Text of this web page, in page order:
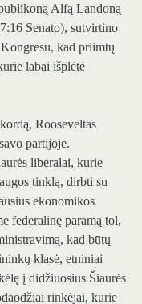
Alfą Landoną
Senato), sutvirtino
kad priimtų
labai išplėtė
Rooseveltas
partijoje.
liberalai, kurie
tinklą, dirbti su
ekonomikos
federalinę paramą tol,
kad būtų
klasė, etniniai
į didžiuosius Šiaurės
rinkėjai, kurie